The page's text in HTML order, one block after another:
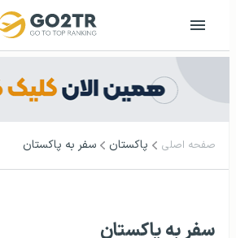
صفحه اصلی پاکستان سفر به پاکستان
سفر به پاکستان